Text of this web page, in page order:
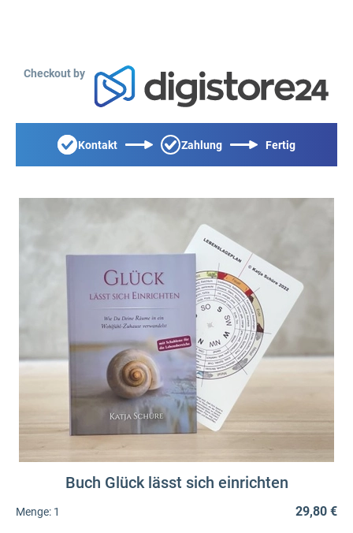
Checkout by
Kontakt Zahlung Fertig
Buch Glück lässt sich einrichten
Menge: 1
29,80 €